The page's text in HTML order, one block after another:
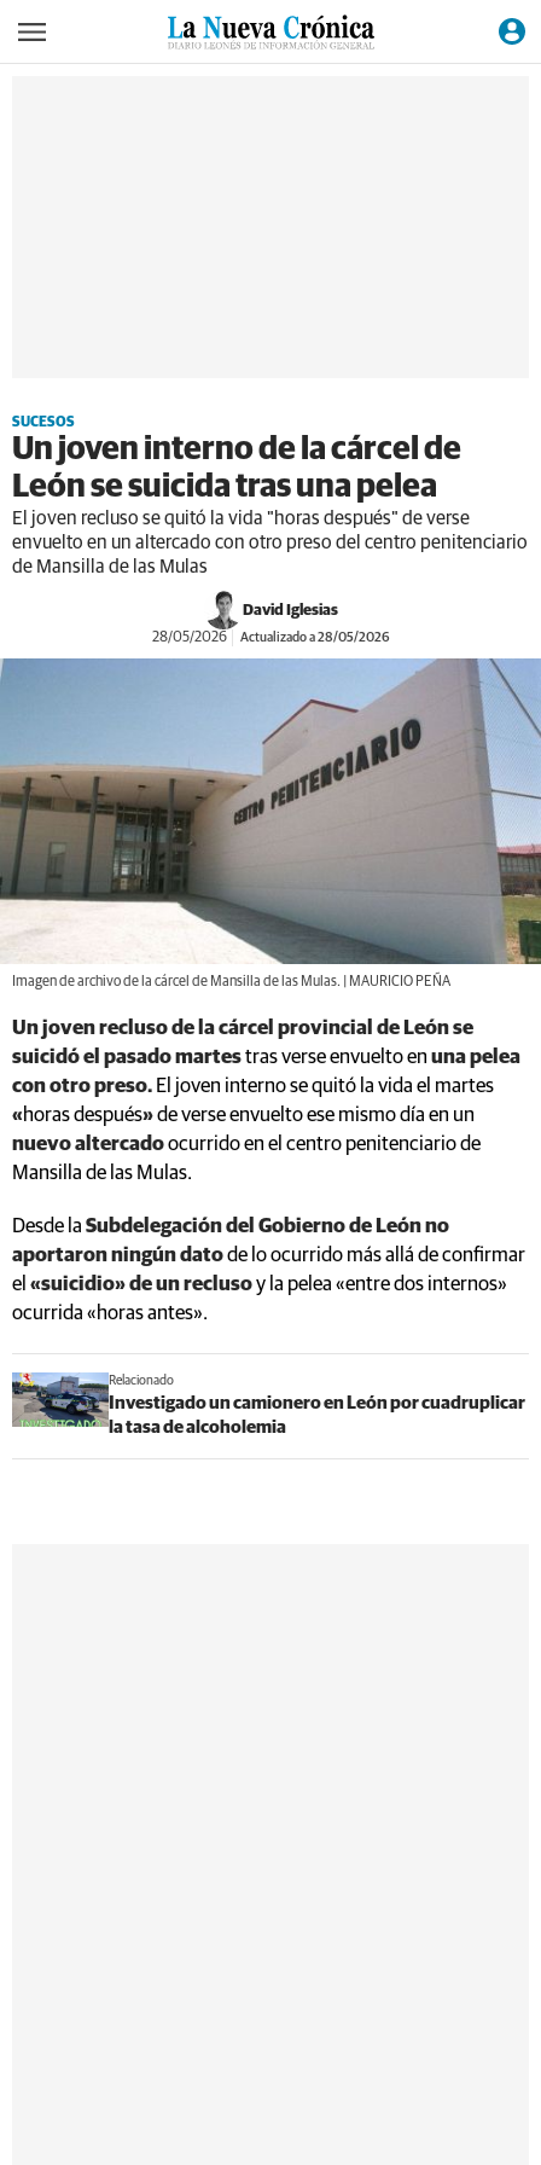
SUCESOS
Un joven interno de la cárcel de
León se suicida tras una pelea
El joven recluso se quitó la vida "horas después" de verse
envuelto en un altercado con otro preso del centro penitenciario
de Mansilla de las Mulas
David Iglesias
28/05/2026 Actualizado a 28/05/2026
Imagen de archivo de la cárcel de Mansilla de las Mulas. | MAURICIO PEÑA
Un joven recluso de la cárcel provincial de León se
suicidó el pasado martestras verse envuelto en una pelea
con otro preso. El joven interno se quitó la vida el martes
«horas después»de verse envuelto ese mismo día en un
nuevoaltercadoocurrido en el centro penitenciario de
Mansilla de las Mulas.
Desde la Subdelegación del Gobierno de León no
aportaron ningún datode lo ocurrido más allá de confirmar
el «suicidio» de un reclusoy la pelea «entre dos internos»
ocurrida «horas antes».
Relacionado
Investigado un camionero en León por cuadruplicar
la tasa de alcoholemia